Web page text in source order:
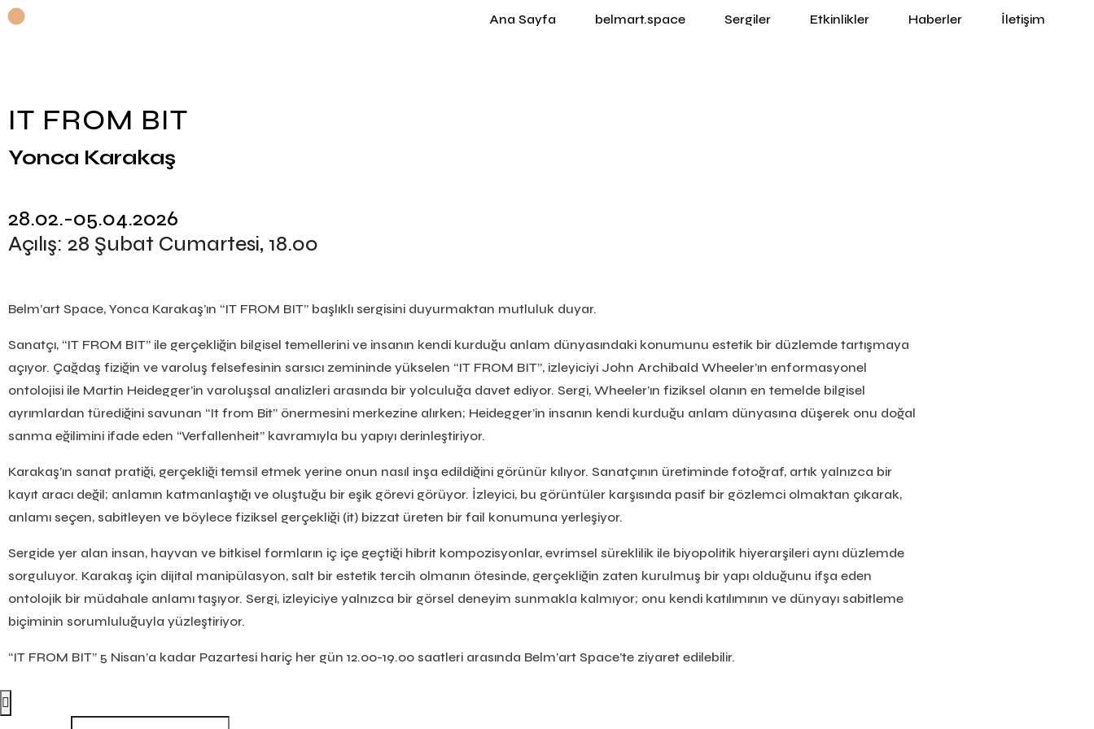
Ana Sayfa belmart.space Sergiler Etkinlikler Haberler İletişim
IT FROM BIT
Yonca Karakaş
28.02.-05.04.2026
Açılış: 28 Şubat Cumartesi, 18.00
Belm’art Space, Yonca Karakaş’ın “IT FROM BIT” başlıklı sergisini duyurmaktan mutluluk duyar.
Sanatçı, “IT FROM BIT” ile gerçekliğin bilgisel temellerini ve insanın kendi kurduğu anlam dünyasındaki konumunu estetik bir düzlemde tartışmaya
açıyor. Çağdaş fiziğin ve varoluş felsefesinin sarsıcı zemininde yükselen “IT FROM BIT”, izleyiciyi John Archibald Wheeler’ın enformasyonel
ontolojisi ile Martin Heidegger’in varoluşsal analizleri arasında bir yolculuğa davet ediyor. Sergi, Wheeler’ın fiziksel olanın en temelde bilgisel
ayrımlardan türediğini savunan “It from Bit” önermesini merkezine alırken; Heidegger’in insanın kendi kurduğu anlam dünyasına düşerek onu doğal
sanma eğilimini ifade eden “Verfallenheit” kavramıyla bu yapıyı derinleştiriyor.
Karakaş’ın sanat pratiği, gerçekliği temsil etmek yerine onun nasıl inşa edildiğini görünür kılıyor. Sanatçının üretiminde fotoğraf, artık yalnızca bir
kayıt aracı değil; anlamın katmanlaştığı ve oluştuğu bir eşik görevi görüyor. İzleyici, bu görüntüler karşısında pasif bir gözlemci olmaktan çıkarak,
anlamı seçen, sabitleyen ve böylece fiziksel gerçekliği (it) bizzat üreten bir fail konumuna yerleşiyor.
Sergide yer alan insan, hayvan ve bitkisel formların iç içe geçtiği hibrit kompozisyonlar, evrimsel süreklilik ile biyopolitik hiyerarşileri aynı düzlemde
sorguluyor. Karakaş için dijital manipülasyon, salt bir estetik tercih olmanın ötesinde, gerçekliğin zaten kurulmuş bir yapı olduğunu ifşa eden
ontolojik bir müdahale anlamı taşıyor. Sergi, izleyiciye yalnızca bir görsel deneyim sunmakla kalmıyor; onu kendi katılımının ve dünyayı sabitleme
biçiminin sorumluluğuyla yüzleştiriyor.
“IT FROM BIT” 5 Nisan’a kadar Pazartesi hariç her gün 12.00-19.00 saatleri arasında Belm’art Space’te ziyaret edilebilir.